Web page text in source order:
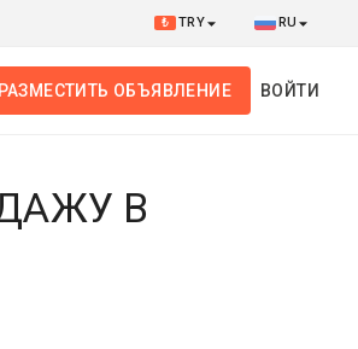
₺ TRY RU
РАЗМЕСТИТЬ ОБЪЯВЛЕНИЕ ВОЙТИ
В